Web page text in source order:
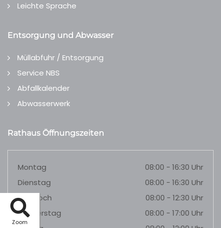
Zoom
Leichte Sprache
Entsorgung und Abwasser
Müllabfuhr / Entsorgung
Service NBS
Abfallkalender
Abwasserwerk
Rathaus Öffnungszeiten
Montag
08:00 - 16:30 Uhr
Dienstag
08:00 - 16:30 Uhr
Mittwoch
08:00 - 12:30 Uhr
Donnerstag
08:00 - 17:00 Uhr